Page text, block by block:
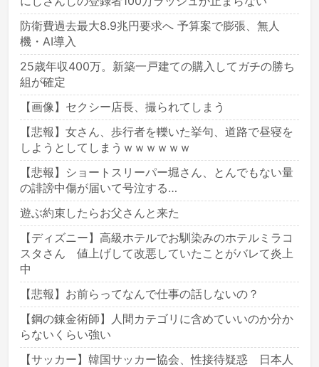
防衛費過去最大8.9兆円要求へ 予算案で膨張、無人
機・AI導入
25歳年収400万。新築一戸建ての購入してガチの勝ち
組が確定
【画像】セクシー店長、撮られてしまう
【悲報】女さん、歩行者を轢いた挙句、道路で昼寝を
しようとしてしまうｗｗｗｗｗｗ
【悲報】ショートスリーパー堀さん、とんでもない量
の誹謗中傷が届いて号泣する…
遊ぶ約束したらお父さんと来た
【ディズニー】高級ホテルでお馴染みのホテルミラコ
スタさん 値上げして改悪していたことがバレて炎上
中
【悲報】お前らってなんで仕事の話しないの？
【鋼の錬金術師】人間カテゴリに含めていいのか分か
らないくらい強い
【サッカー】韓国サッカー協会、性接待疑惑 日本人